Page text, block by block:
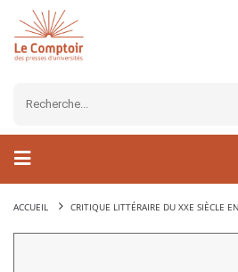
ACCUEIL CRITIQUE LITTÉRAIRE DU XXE SIÈCLE